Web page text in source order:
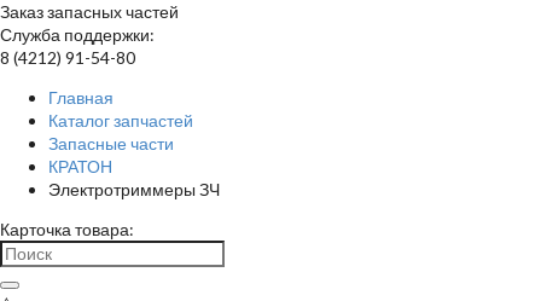
Заказ запасных частей
Служба поддержки:
8 (4212) 91-54-80
Главная
Каталог запчастей
Запасные части
КРАТОН
Электротриммеры ЗЧ
Карточка товара: